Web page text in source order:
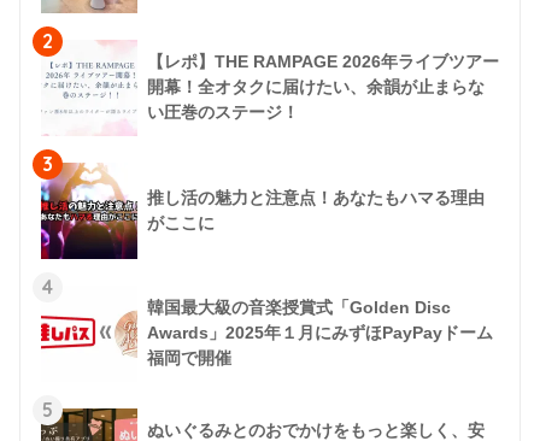
2
【レポ】THE RAMPAGE 2026年ライブツアー
開幕！全オタクに届けたい、余韻が止まらな
い圧巻のステージ！
3
推し活の魅力と注意点！あなたもハマる理由
がここに
4
韓国最大級の音楽授賞式「Golden Disc
Awards」2025年１月にみずほPayPayドーム
福岡で開催
5
ぬいぐるみとのおでかけをもっと楽しく、安